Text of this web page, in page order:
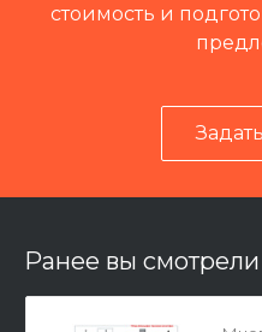
стоимость и
Ранее вы смотрели